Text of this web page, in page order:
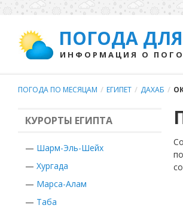
ПОГОДА
ИНФОРМАЦИЯ О
ПОГОДА ПО МЕСЯЦАМ / ЕГИПЕТ / ДАХАБ /
КУРОРТЫ ЕГИПТА
— Шарм-Эль-Шейх
— Хургада
— Марса-Алам
— Таба